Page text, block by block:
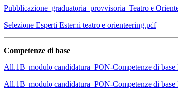
Pubblicazione_graduatoria_provvisoria_Teatro e
Selezione Esperti Esterni teatro e orienteering.pdf
Competenze di base
All.1B_modulo candidatura_PON-Competenze di base
All.1B_modulo candidatura_PON-Competenze di base